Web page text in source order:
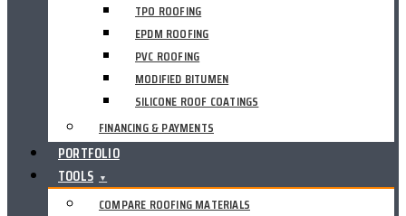
TPO ROOFING
EPDM ROOFING
PVC ROOFING
MODIFIED BITUMEN
SILICONE ROOF COATINGS
FINANCING & PAYMENTS
PORTFOLIO
TOOLS ▼
COMPARE ROOFING MATERIALS